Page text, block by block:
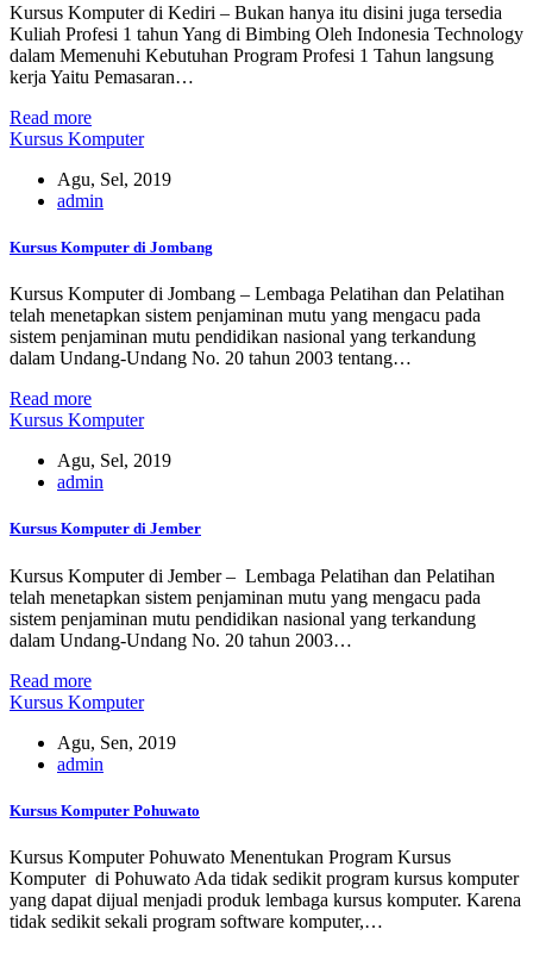
Kursus Komputer di Kediri – Bukan hanya itu disini juga tersedia
Kuliah Profesi 1 tahun Yang di Bimbing Oleh Indonesia Technology
dalam Memenuhi Kebutuhan Program Profesi 1 Tahun langsung
kerja Yaitu Pemasaran…
Read more
Kursus Komputer
Agu, Sel, 2019
admin
Kursus Komputer di Jombang
Kursus Komputer di Jombang – Lembaga Pelatihan dan Pelatihan
telah menetapkan sistem penjaminan mutu yang mengacu pada
sistem penjaminan mutu pendidikan nasional yang terkandung
dalam Undang-Undang No. 20 tahun 2003 tentang…
Read more
Kursus Komputer
Agu, Sel, 2019
admin
Kursus Komputer di Jember
Kursus Komputer di Jember – Lembaga Pelatihan dan Pelatihan
telah menetapkan sistem penjaminan mutu yang mengacu pada
sistem penjaminan mutu pendidikan nasional yang terkandung
dalam Undang-Undang No. 20 tahun 2003…
Read more
Kursus Komputer
Agu, Sen, 2019
admin
Kursus Komputer Pohuwato
Kursus Komputer Pohuwato Menentukan Program Kursus
Komputer di Pohuwato Ada tidak sedikit program kursus komputer
yang dapat dijual menjadi produk lembaga kursus komputer. Karena
tidak sedikit sekali program software komputer,…